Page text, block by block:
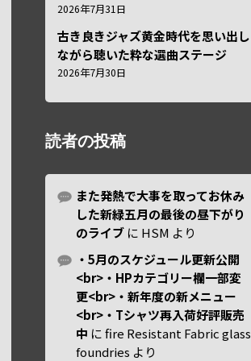
2026年7月31日
古き良きジャズ黄金時代を思い出し
ながら聴いた粋な選曲ステージ
2026年7月30日
読者の投稿
また発熱で大事を取ってお休み
した新緑五月の最後の昼下がり
のライブ に HSM より
・5月のスケジュール更新公開
<br>・HPカテゴリー欄一部変
更<br>・新年度の新メニュー
<br>・Tシャツ再入荷好評販売
中 にfire Resistant Fabric glass
foundries より